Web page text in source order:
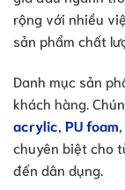
rộng với nhiều
sản phẩm chất
Danh mục sản
khách hàng.
acrylic PU foam
chuyên biệt cho
đến dân dụng.